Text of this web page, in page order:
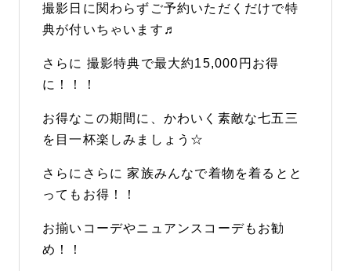
撮影日に関わらずご予約いただくだけで特
典が付いちゃいます♬
さらに 撮影特典で最大約15,000円お得
に！！！
お得なこの期間に、かわいく素敵な七五三
を目一杯楽しみましょう☆
さらにさらに 家族みんなで着物を着るとと
ってもお得！！
お揃いコーデやニュアンスコーデもお勧
め！！